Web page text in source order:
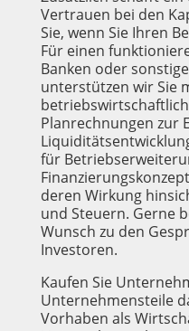
Vertrauen bei den
Sie, wenn Sie Ihren
Für einen
Banken oder
unterstützen wir Sie
Planrechnungen zur
für
deren Wirkung
und Steuern. Gerne
Wunsch zu den
Investoren.
Kaufen Sie
Unternehmensteile
Vorhaben als